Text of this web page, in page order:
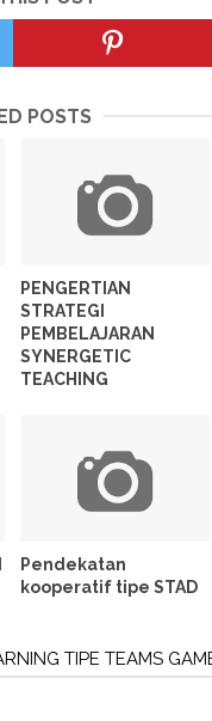
POSTS
PENGERTIAN
STRATEGI
PEMBELAJARAN
SYNERGETIC
TEACHING
Pendekatan
kooperatif tipe STAD
TIPE TEAMS